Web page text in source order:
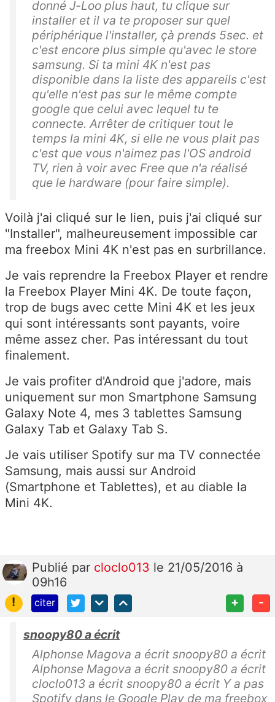
donné J-Loo plus haut, tu clique sur
installer et il va te proposer sur quel
périphérique l'installer, çà prends 5sec. et
c'est encore plus simple qu'avec le store
samsung. Si ta mini 4K n'est pas
disponible dans la liste des appareils c'est
qu'elle n'est pas sur le même compte
google que celui avec lequel tu te
connecte. Arrêter de critiquer tout le
temps la mini 4K, si elle ne vous plait pas
c'est que vous n'aimez pas l'OS android
TV, rien à voir avec Free que n'a réalisé
que le hardware (pour faire simple).
Voilà j'ai cliqué sur le lien, puis j'ai cliqué sur
"Installer", malheureusement impossible car
ma freebox Mini 4K n'est pas en surbrillance.
Je vais reprendre la Freebox Player et rendre
la Freebox Player Mini 4K. De toute façon,
trop de bugs avec cette Mini 4K et les jeux
qui sont intéressants sont payants, voire
même assez cher. Pas intéressant du tout
finalement.
Je vais profiter d'Android que j'adore, mais
uniquement sur mon Smartphone Samsung
Galaxy Note 4, mes 3 tablettes Samsung
Galaxy Tab et Galaxy Tab S.
Je vais utiliser Spotify sur ma TV connectée
Samsung, mais aussi sur Android
(Smartphone et Tablettes), et au diable la
Mini 4K.
Publié par cloclo013 le 21/05/2016 à
09h16
!
citer + -
snoopy80 a écrit
Alphonse Magova a écrit snoopy80 a écrit
Alphonse Magova a écrit snoopy80 a écrit
cloclo013 a écrit snoopy80 a écrit Y a pas
Spotify dans le Google Play de ma freebox